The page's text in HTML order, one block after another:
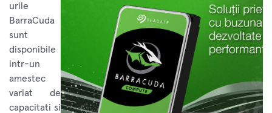
urile
BarraCuda
sunt
disponibile
intr-un
amestec
variat de
capacitati si